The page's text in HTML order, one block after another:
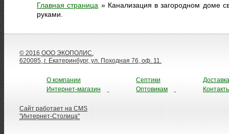
Главная страница »Канализация в загородном доме
руками.
© 2016 ООО ЭКОПОЛИС
620085, г. Екатеринбург, ул. Походная 76, оф. 11.
О компании
Интернет-магазин
Септики
Оптовикам
Доставка
Сайт работает на CMS
"Интернет-Столица"